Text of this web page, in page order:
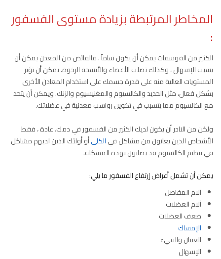
المخاطر المرتبطة بزيادة مستوى الفسفور
:
الكثير من الفوسفات يمكن أن يكون ساماً . فالفائض من المعدن يمكن أن
يسبب الإسهال ، وكذلك تصلب الأعضاء والأنسجة الرخوة. يمكن أن تؤثر
المستويات العالية منه على قدرة جسمك على استخدام المعادن الأخرى
بشكل فعال، مثل الحديد والكالسيوم والمغنيسيوم والزنك. ويمكن أن يتحد
مع الكالسيوم مما يتسبب في تكوين رواسب معدنية في عضلاتك.
ولكن من النادر أن يكون لديك الكثير من الفسفور في دمك. عادة ، فقط
الأشخاص الذين يعانون من مشاكل فيالكلىأو أولئك الذين لديهم مشاكل
في تنظيم الكالسيوم قد يصابون بهذه المشكلة.
يمكن أن تشمل أعراض إرتفاع الفسفور ما يلي:
آلام المفاصل
آلام العضلات
ضعف العضلات
الإمساك
الغثيان والقيء
الإسهال